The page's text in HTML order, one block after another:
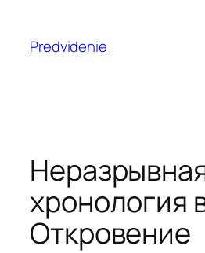
content
Predvidenie
хронология
Откровение